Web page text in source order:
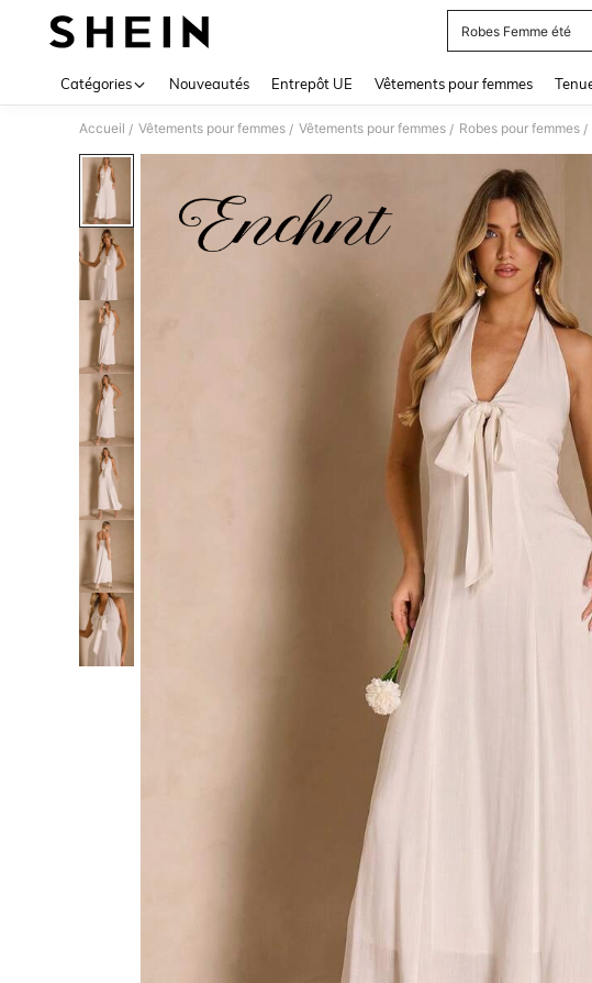
Robes Femme été
Catégories Nouveautés Entrepôt UE Vêtements pour femmes
Accueil / Vêtements pour femmes / Vêtements pour femmes / Robes pour femmes /